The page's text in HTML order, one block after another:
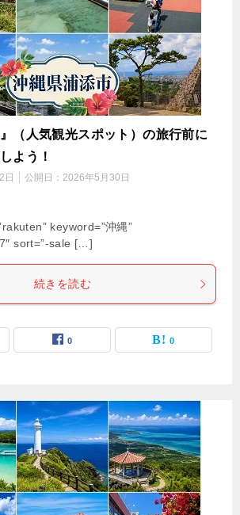
』（人気観光スポット）の旅行前に
よう！
日 公開日： 2026年5月30日
keyword=”沖縄”
sort=”-sale […]
続きを読む
0 0